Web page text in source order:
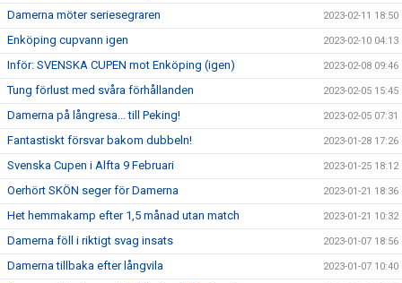
Damerna möter seriesegraren 2023-02-11 18:50
Enköping cupvann igen 2023-02-10 04:13
Inför: SVENSKA CUPEN mot Enköping (igen) 2023-02-08 09:46
Tung förlust med svåra förhållanden 2023-02-05 15:45
Damerna på långresa... till Peking! 2023-02-05 07:31
Fantastiskt försvar bakom dubbeln! 2023-01-28 17:26
Svenska Cupen i Alfta 9 Februari 2023-01-25 18:12
Oerhört SKÖN seger för Damerna 2023-01-21 18:36
Het hemmakamp efter 1,5 månad utan match 2023-01-21 10:32
Damerna föll i riktigt svag insats 2023-01-07 18:56
Damerna tillbaka efter långvila 2023-01-07 10:40